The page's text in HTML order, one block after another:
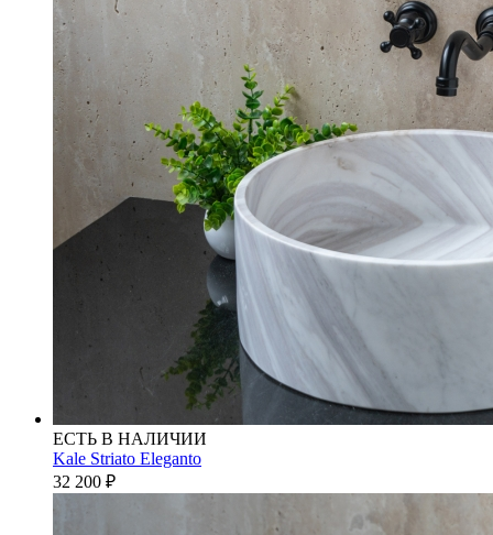
ЕСТЬ В НАЛИЧИИ
Kale Striato Eleganto
32 200 ₽